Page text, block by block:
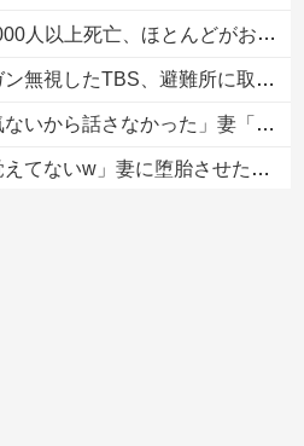
、ほとんどがお前らと同年代で若者は元気
取材班が押し入ってプライバシーに全く配慮しない報道を……
」妻「それでも不誠実だろ」→離婚協議へｗｗｗｗｗ
直るクソ叔父→その場にいた流産直後の嫁や子供など『10人』が泣き叫ぶ地獄絵図へ